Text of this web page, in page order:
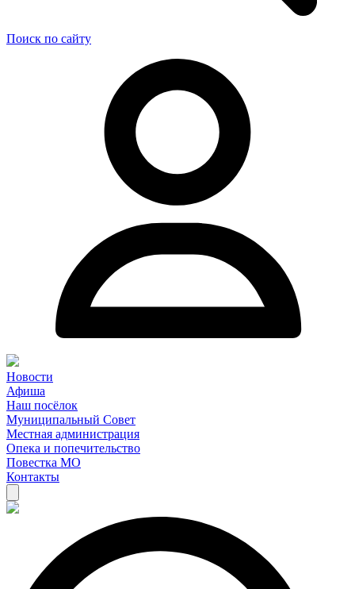
Поиск по сайту
Новости
Афиша
Наш посёлок
Муниципальный Совет
Местная администрация
Опека и попечительство
Повестка МО
Контакты